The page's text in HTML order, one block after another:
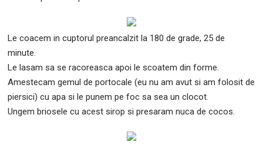
Le coacem in cuptorul preancalzit la 180 de grade, 25 de
minute.
Le lasam sa se racoreasca apoi le scoatem din forme.
Amestecam gemul de portocale (eu nu am avut si am folosit de
piersici) cu apa si le punem pe foc sa sea un clocot.
Ungem briosele cu acest sirop si presaram nuca de cocos.